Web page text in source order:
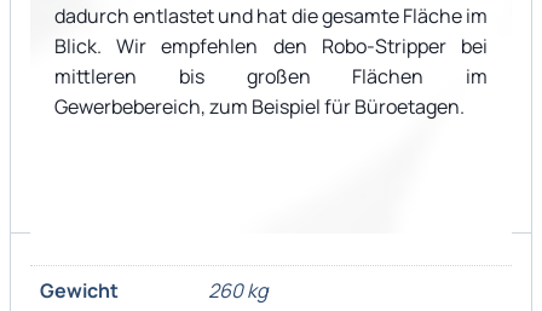
dadurch entlastet und hat die gesamte Fläche im
Blick. Wir empfehlen den Robo-Stripper bei
mittleren bis großen Flächen im
Gewerbebereich, zum Beispiel für Büroetagen.
Gewicht
260 kg